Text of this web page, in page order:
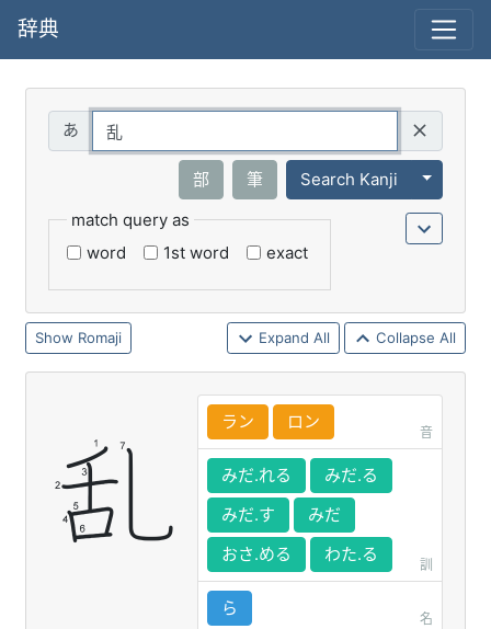
辞典
部 筆 Search Kanji
Toggle
match query as
word
1st word exact
Romaji Expand All Collapse All
乱 ラン ロン
音
みだ.れる
みだ.る
みだ.す
みだ
おさ.める
わた.る
訓
ら
名